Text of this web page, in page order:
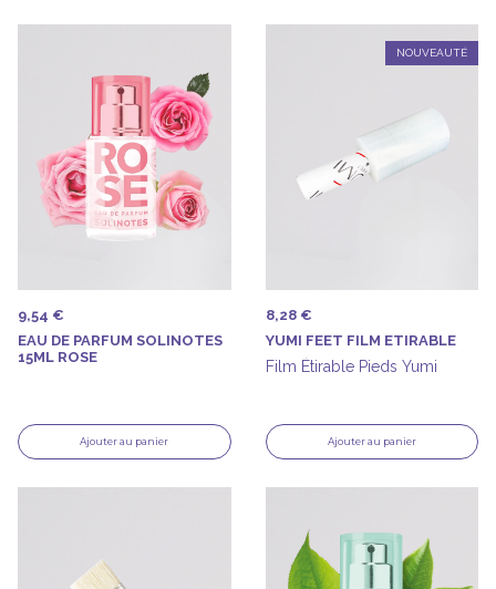
9,54 €
EAU DE PARFUM SOLINOTES
15ML ROSE
Ajouter au panier
NOUVEAUTÉ
8,28 €
YUMI FEET FILM ETIRABLE
Film Étirable Pieds Yumi
Ajouter au panier